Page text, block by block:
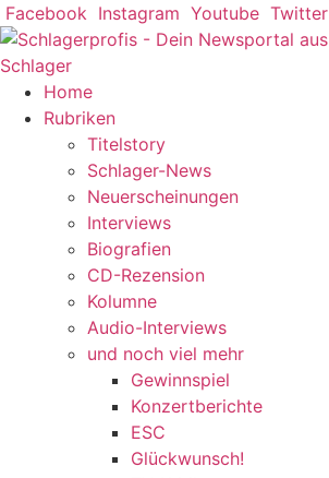
Zum
Inhalt
springen
Facebook Instagram Youtube Twitter
Home
Rubriken
Titelstory
Schlager-News
Neuerscheinungen
Interviews
Biografien
CD-Rezension
Kolumne
Audio-Interviews
und noch viel mehr
Gewinnspiel
Konzertberichte
ESC
Glückwunsch!